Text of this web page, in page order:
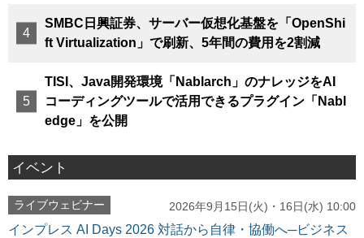
SMBC日興証券、サーバー仮想化基盤を「OpenShi
ft Virtualization」で刷新、5年間の費用を2割減
TISI、Java開発環境「Nablarch」のナレッジをAI
コーディングツールで活用できるプラグイン「Nabl
edge」を公開
イベント
ライブウェビナー 2026年9月15日(火)・16日(水) 10:00
インプレス AI Days 2026 対話から自律・協働へ─ビジネス